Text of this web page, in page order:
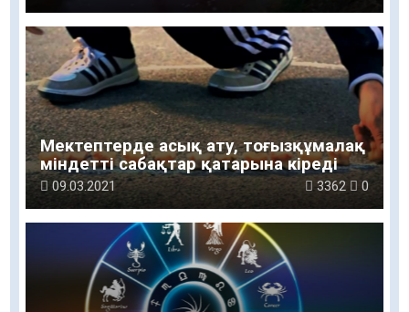
Мектептерде асық ату, тоғызқұмалақ
міндетті сабақтар қатарына кіреді
09.03.2021 3362 0